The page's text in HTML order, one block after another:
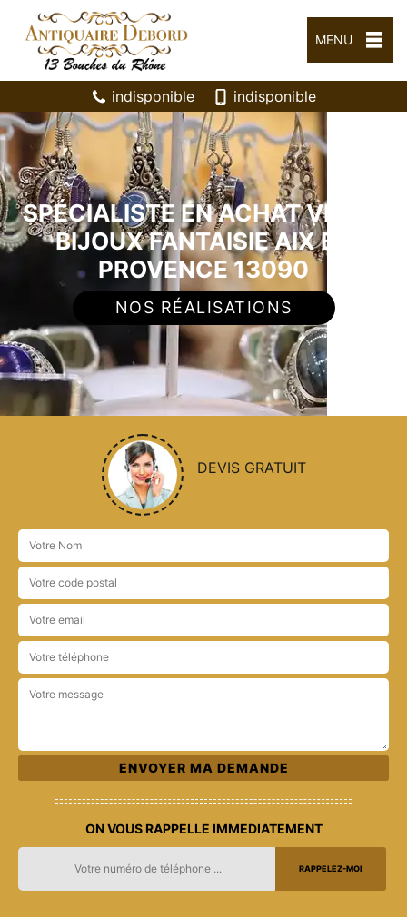
MENU
indisponible indisponible
SPÉCIALISTE EN ACHAT VENTE
BIJOUX FANTAISIE AIX EN
PROVENCE 13090
NOS RÉALISATIONS
DEVIS GRATUIT
ON VOUS RAPPELLE IMMEDIATEMENT